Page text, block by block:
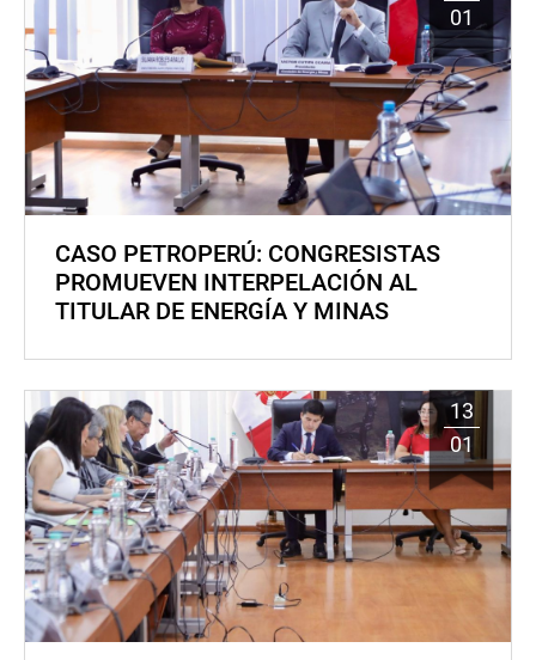
01
CASO PETROPERÚ: CONGRESISTAS
PROMUEVEN INTERPELACIÓN AL
TITULAR DE ENERGÍA Y MINAS
13
01